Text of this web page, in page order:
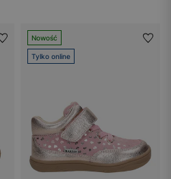
Nowość
Tylko online